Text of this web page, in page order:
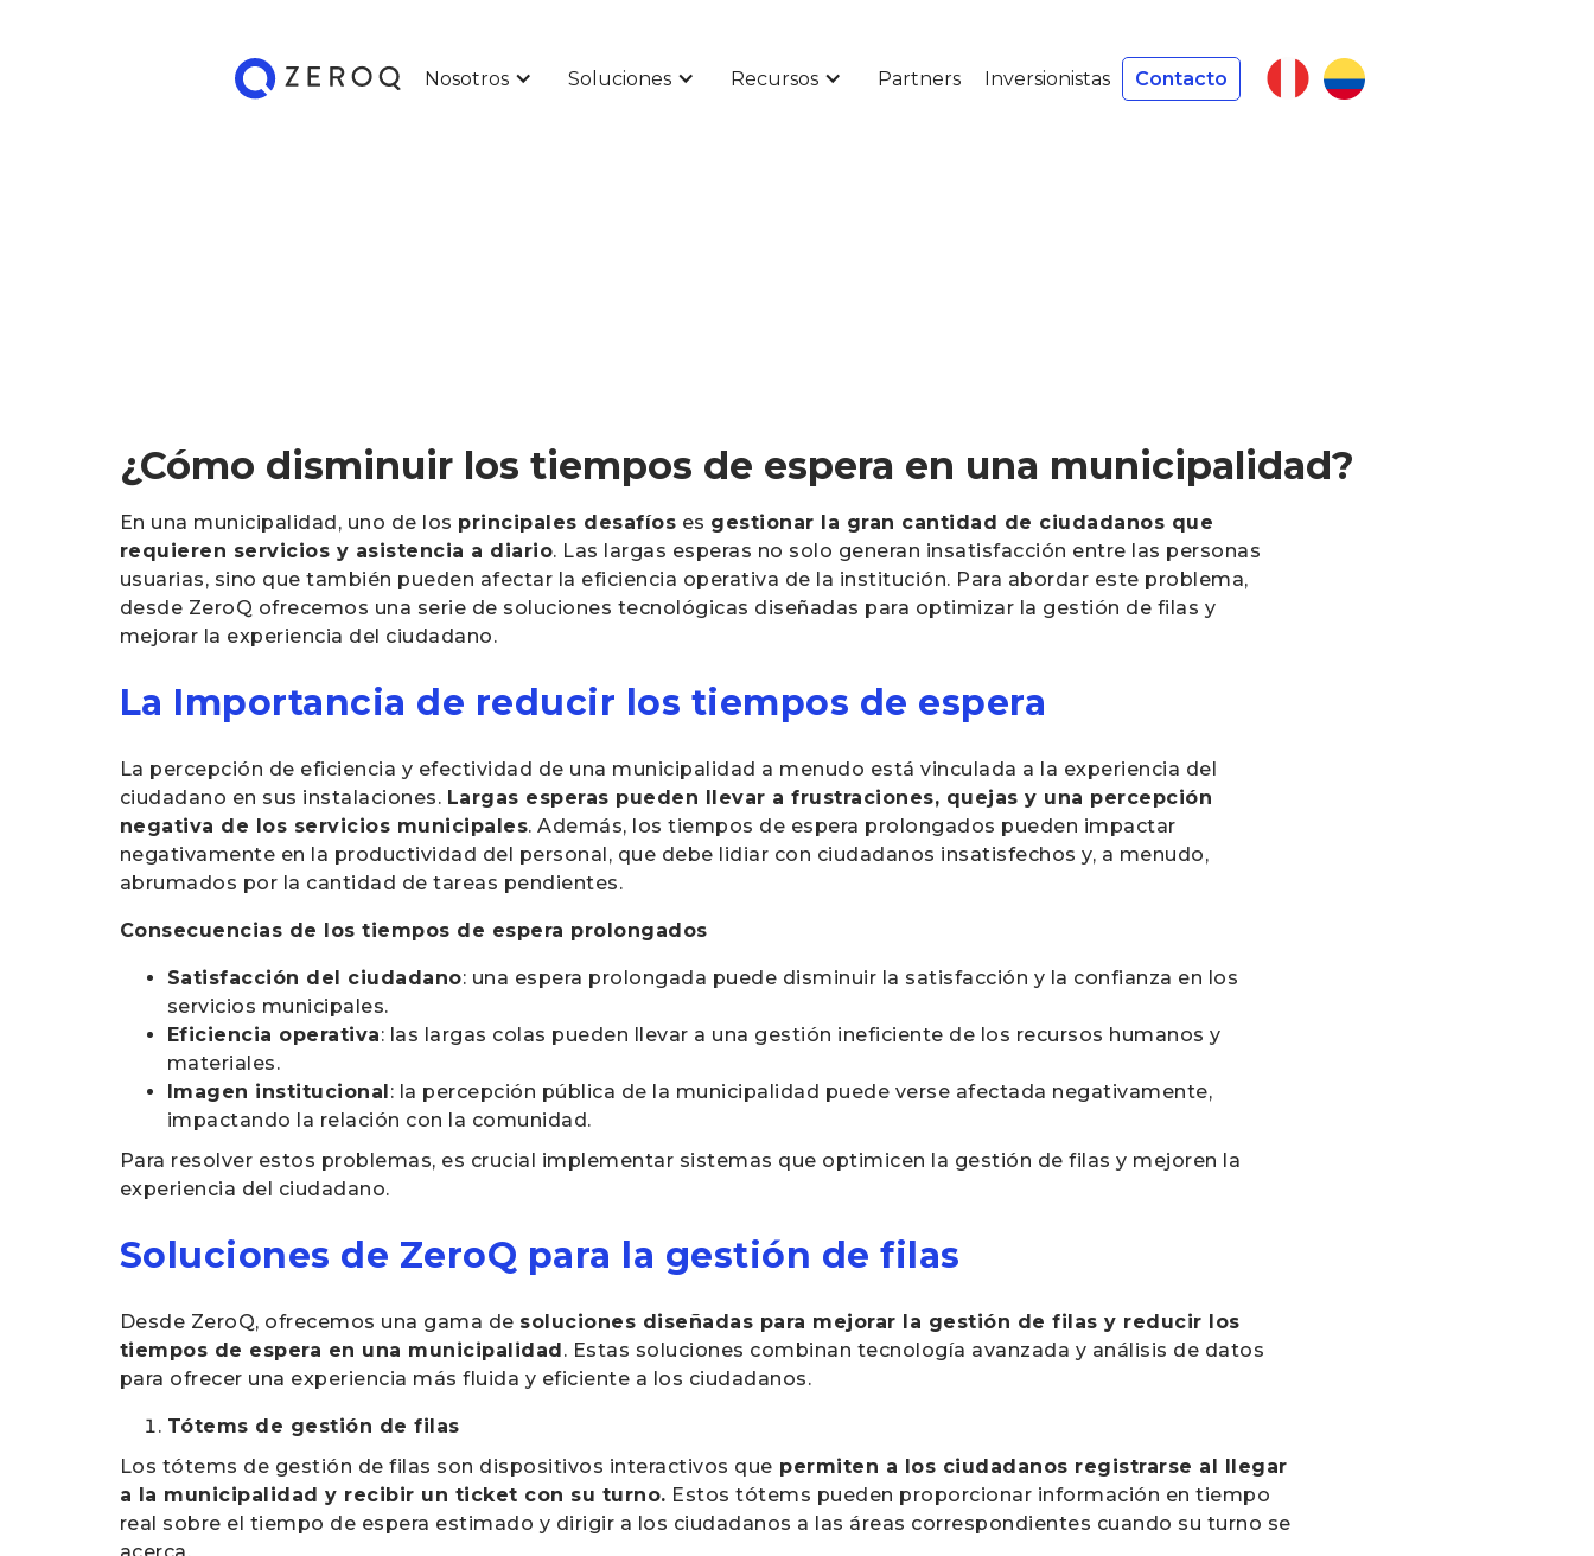
Nosotros Soluciones Recursos Partners Inversionistas Contacto
¿Cómo disminuir los tiempos de espera en una municipalidad?
En una municipalidad, uno de los principales desafíos es gestionar la gran cantidad de ciudadanos que
requieren servicios y asistencia a diario. Las largas esperas no solo generan insatisfacción entre las personas
usuarias, sino que también pueden afectar la eficiencia operativa de la institución. Para abordar este problema,
desde ZeroQ ofrecemos una serie de soluciones tecnológicas diseñadas para optimizar la gestión de filas y
mejorar la experiencia del ciudadano.
La Importancia de reducir los tiempos de espera
La percepción de eficiencia y efectividad de una municipalidad a menudo está vinculada a la experiencia del
ciudadano en sus instalaciones. Largas esperas pueden llevar a frustraciones, quejas y una percepción
negativa de los servicios municipales. Además, los tiempos de espera prolongados pueden impactar
negativamente en la productividad del personal, que debe lidiar con ciudadanos insatisfechos y, a menudo,
abrumados por la cantidad de tareas pendientes.
Consecuencias de los tiempos de espera prolongados
Satisfacción del ciudadano: una espera prolongada puede disminuir la satisfacción y la confianza en los
servicios municipales.
Eficiencia operativa: las largas colas pueden llevar a una gestión ineficiente de los recursos humanos y
materiales.
Imagen institucional: la percepción pública de la municipalidad puede verse afectada negativamente,
impactando la relación con la comunidad.
Para resolver estos problemas, es crucial implementar sistemas que optimicen la gestión de filas y mejoren la
experiencia del ciudadano.
Soluciones de ZeroQ para la gestión de filas
Desde ZeroQ, ofrecemos una gama de soluciones diseñadas para mejorar la gestión de filas y reducir los
tiempos de espera en una municipalidad. Estas soluciones combinan tecnología avanzada y análisis de datos
para ofrecer una experiencia más fluida y eficiente a los ciudadanos.
Tótems de gestión de filas
Los tótems de gestión de filas son dispositivos interactivos que permiten a los ciudadanos registrarse al llegar
a la municipalidad y recibir un ticket con su turno. Estos tótems pueden proporcionar información en tiempo
real sobre el tiempo de espera estimado y dirigir a los ciudadanos a las áreas correspondientes cuando su turno se